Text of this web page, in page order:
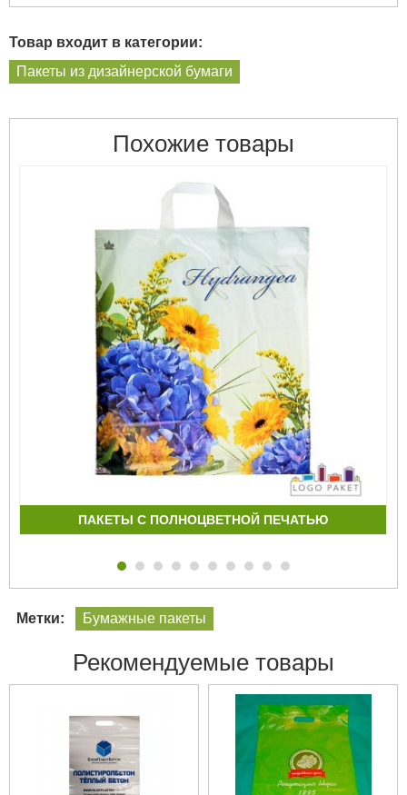
Товар входит в категории:
Пакеты из дизайнерской бумаги
Похожие товары
ПАКЕТЫ С ПОЛНОЦВЕТНОЙ ПЕЧАТЬЮ
Метки: Бумажные пакеты
Рекомендуемые товары